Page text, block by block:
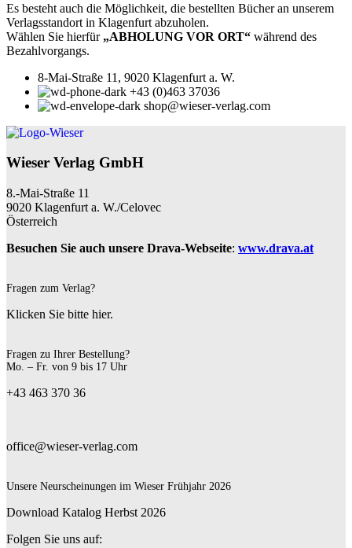
Es besteht auch die Möglichkeit, die bestellten Bücher an unserem
Verlagsstandort in Klagenfurt abzuholen.
Wählen Sie hierfür „ABHOLUNG VOR ORT“ während des
Bezahlvorgangs.
8-Mai-Straße 11, 9020 Klagenfurt a. W.
+43 (0)463 37036
shop@wieser-verlag.com
Wieser Verlag GmbH
8.-Mai-Straße 11
9020 Klagenfurt a. W./Celovec
Österreich
Besuchen Sie auch unsere Drava-Webseite: www.drava.at
Fragen zum Verlag?
Klicken Sie bitte hier.
Fragen zu Ihrer Bestellung?
Mo. – Fr. von 9 bis 17 Uhr
+43 463 370 36
office@wieser-verlag.com
Unsere Neurscheinungen im Wieser Frühjahr 2026
Download Katalog Herbst 2026
Folgen Sie uns auf: